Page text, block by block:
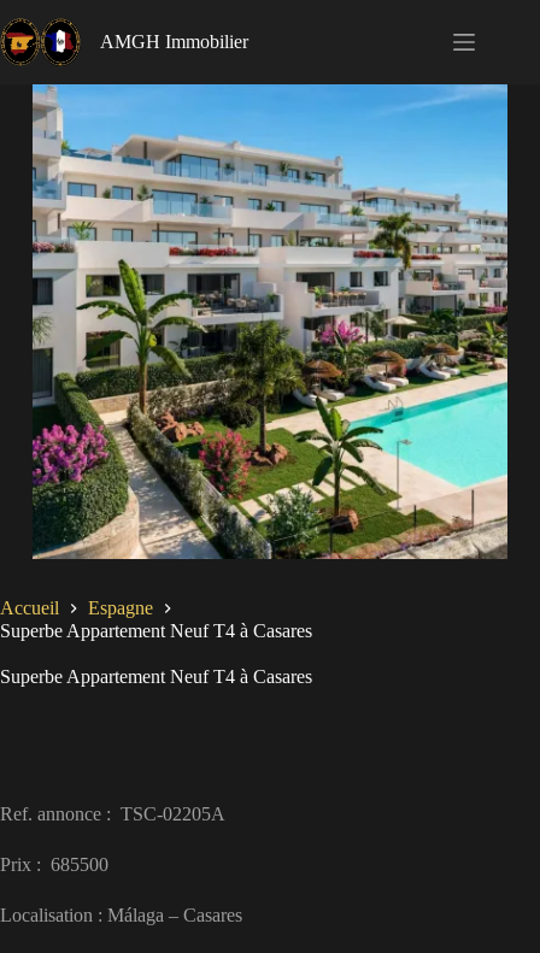
AMGH Immobilier
Accueil
Espagne
Superbe Appartement Neuf T4 à Casares
Superbe Appartement Neuf T4 à Casares
Ref. annonce : TSC-02205A
Prix : 685500
Localisation : Málaga – Casares